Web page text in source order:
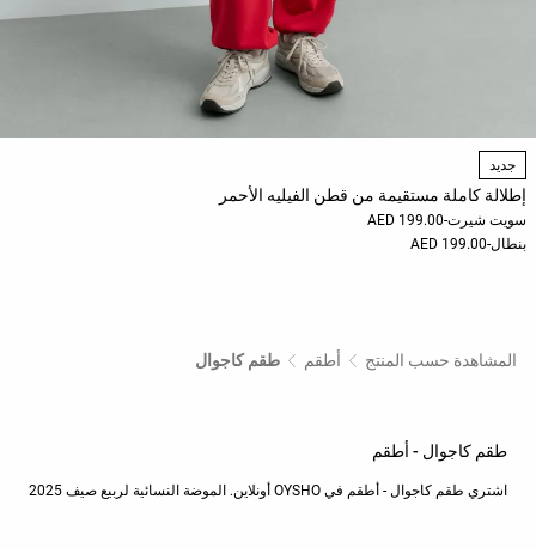
جديد
إطلالة كاملة مستقيمة من قطن الفيليه الأحمر
سويت شيرت-
199.00 AED
بنطال-
199.00 AED
المشاهدة حسب المنتج أطقم طقم كاجوال
طقم كاجوال - أطقم
اشتري طقم كاجوال - أطقم في OYSHO أونلاين. الموضة النسائية لربيع صيف 2025